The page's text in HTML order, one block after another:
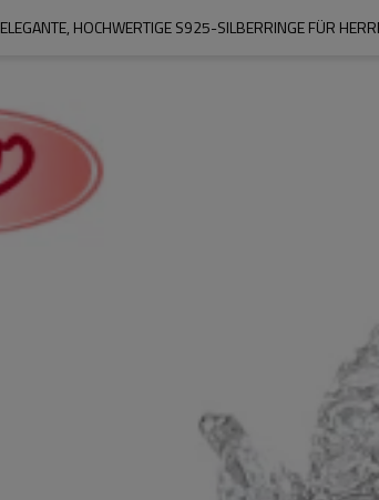
ELEGANTE, HOCHWERTIGE S925-SILBERRINGE FÜR